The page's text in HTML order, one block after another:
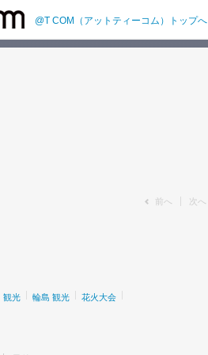
@T COM（アットティーコム）トップへ
前へ 次へ
観光 輪島 観光 花火大会